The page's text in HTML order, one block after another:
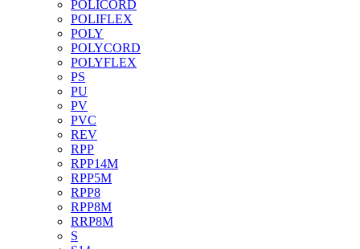
POLICORD
POLIFLEX
POLY
POLYCORD
POLYFLEX
PS
PU
PV
PVC
REV
RPP
RPP14M
RPP5M
RPP8
RPP8M
RRP8M
S